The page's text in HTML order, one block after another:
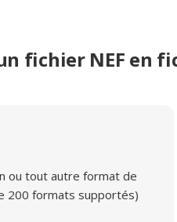
fichier NEF en
ou tout autre format de
200 formats supportés)